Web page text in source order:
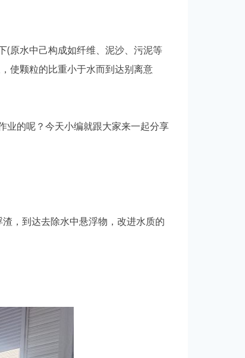
(原水中己构成如纤维、泥沙、污泥等
使颗粒的比重小于水而到达别离意
的呢？今天小编就跟大家来一起分享
，到达去除水中悬浮物，改进水质的